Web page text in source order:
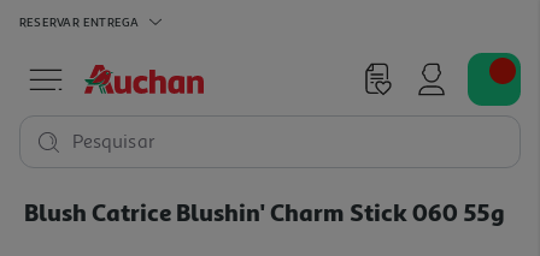
RESERVAR ENTREGA
Pesquisar
Blush Catrice Blushin' Charm Stick 060 55g